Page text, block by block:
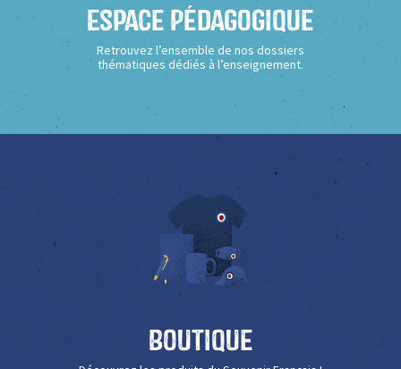
Espace Pédagogique
Retrouvez l’ensemble de nos dossiers
thématiques dédiés à l’enseignement.
Boutique